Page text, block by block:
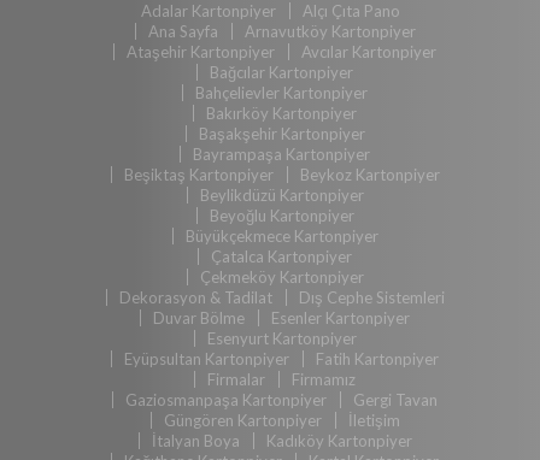
Adalar Kartonpiyer
Alçı Çıta Pano
Ana Sayfa
Arnavutköy Kartonpiyer
Ataşehir Kartonpiyer
Avcılar Kartonpiyer
Bağcılar Kartonpiyer
Bahçelievler Kartonpiyer
Bakırköy Kartonpiyer
Başakşehir Kartonpiyer
Bayrampaşa Kartonpiyer
Beşiktaş Kartonpiyer
Beykoz Kartonpiyer
Beylikdüzü Kartonpiyer
Beyoğlu Kartonpiyer
Büyükçekmece Kartonpiyer
Çatalca Kartonpiyer
Çekmeköy Kartonpiyer
Dekorasyon & Tadilat
Dış Cephe Sistemleri
Duvar Bölme
Esenler Kartonpiyer
Esenyurt Kartonpiyer
Eyüpsultan Kartonpiyer
Fatih Kartonpiyer
Firmalar
Firmamız
Gaziosmanpaşa Kartonpiyer
Gergi Tavan
Güngören Kartonpiyer
İletişim
İtalyan Boya
Kadıköy Kartonpiyer